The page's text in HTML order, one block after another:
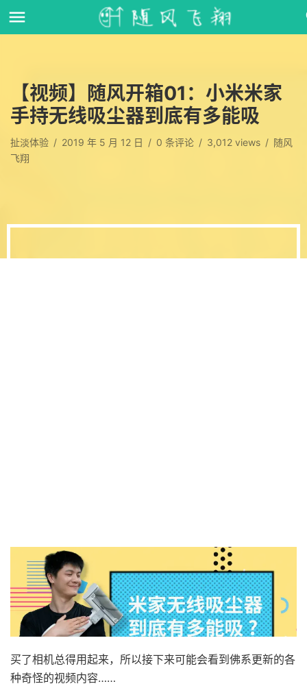
【视频】随风开箱01：小米米家
手持无线吸尘器到底有多能吸
扯淡体验 / 2019 年 5 月 12 日 / 0 条评论 / 3,012 views / 随风
飞翔
买了相机总得用起来，所以接下来可能会看到佛系更新的各
种奇怪的视频内容……